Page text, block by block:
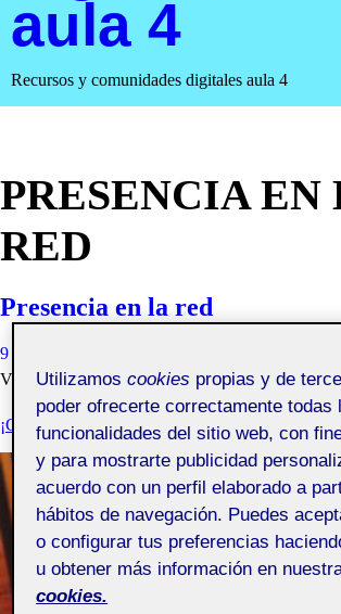
aula 4
Recursos y comunidades digitales aula 4
PRESENCIA EN
RED
Presencia en la red
9 DICIEMBRE, 2020
VISIBILIDAD: PÚBLICA
¡CONSTRUYAMOS EL PROYECTO!
Utilizamoscookies propias y de
poder ofrecerte correctamente todas
funcionalidades del sitio web, con
y para mostrarte publicidad
acuerdo con un perfil elaborado a
hábitos de navegación. Puedes
o configurar tus preferencias
u obtener más información en
cookies.